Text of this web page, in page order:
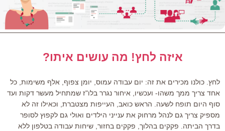
איזה לחץ! מה עושים איתו?
לחץ. כולנו מכירים את זה: יום עבודה עמוס, יומן צפוף, אלף משימות, כל
אחד צריך ממך משהו- ועכשיו, איחור נגרר בלו"ז שמתחיל מעשר דקות ועד
סוף היום תופח לשעה. הראש כואב, העייפות מצטברת, וכאילו זה לא
מספיק צריך גם לנהל מרחוק את ענייני הילדים ואולי גם לקפוץ לסופר
בדרך הביתה. פקקים בהלוך, פקקים בחזור, שיחות עבודה בטלפון ללא